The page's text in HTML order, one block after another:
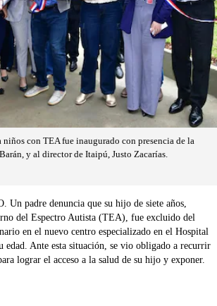
con TEA fue inaugurado con presencia de la
y al director de Itaipú, Justo Zacarías.
padre denuncia que su hijo de siete años,
del Espectro Autista (TEA), fue excluido del
en el nuevo centro especializado en el Hospital
edad. Ante esta situación, se vio obligado a recurrir
lograr el acceso a la salud de su hijo y exponer.